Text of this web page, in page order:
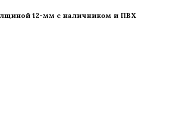
12-мм с наличником и ПВХ